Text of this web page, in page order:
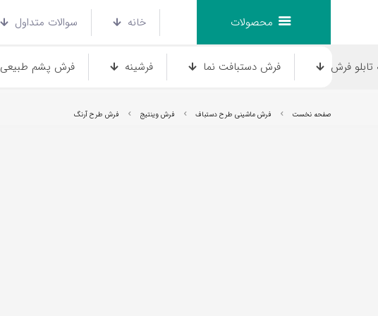
محصولات خانه سوالات متداول
فرش فرش دستبافت نما فرشینه فرش پشم طبیعی
صفحه نخست فرش ماشینی طرح دستباف فرش وینتیج فرش طرح آرنگ